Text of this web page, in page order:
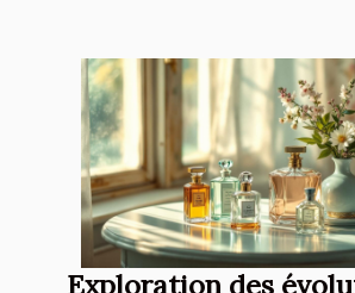
Exploration des